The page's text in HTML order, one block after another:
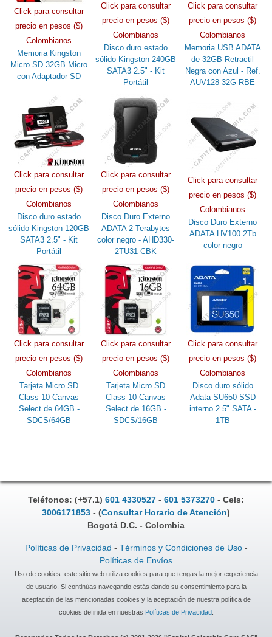
Click para consultar
precio en pesos ($)
Colombianos
Memoria Kingston
Micro SD 32GB Micro
con Adaptador SD
Click para consultar
precio en pesos ($)
Colombianos
Disco duro estado
sólido Kingston 240GB
SATA3 2.5" - Kit
Portátil
Click para consultar
precio en pesos ($)
Colombianos
Memoria USB ADATA
de 32GB Retractil
Negra con Azul - Ref.
AUV128-32G-RBE
Click para consultar
precio en pesos ($)
Colombianos
Disco duro estado
sólido Kingston 120GB
SATA3 2.5" - Kit
Portátil
Click para consultar
precio en pesos ($)
Colombianos
Disco Duro Externo
ADATA 2 Terabytes
color negro - AHD330-
2TU31-CBK
Click para consultar
precio en pesos ($)
Colombianos
Disco Duro Externo
ADATA HV100 2Tb
color negro
Click para consultar
precio en pesos ($)
Colombianos
Tarjeta Micro SD
Class 10 Canvas
Select de 64GB -
SDCS/64GB
Click para consultar
precio en pesos ($)
Colombianos
Tarjeta Micro SD
Class 10 Canvas
Select de 16GB -
SDCS/16GB
Click para consultar
precio en pesos ($)
Colombianos
Disco duro sólido
Adata SU650 SSD
interno 2.5" SATA -
1TB
Teléfonos: (+57.1) 601 4330527 - 601 5373270 - Cels:
3006171853 - (Consultar Horario de Atención)
Bogotá D.C. - Colombia
Políticas de Privacidad - Términos y Condiciones de Uso-
Políticas de Envíos
Uso de cookies: este sitio web utiliza cookies para que tengas la mejor experiencia
de usuario. Si continúas navegando estás dando su consentimiento para la
aceptación de las mencionadas cookies y la aceptación de nuestra política de
cookies definida en nuestras Políticas de Privacidad.